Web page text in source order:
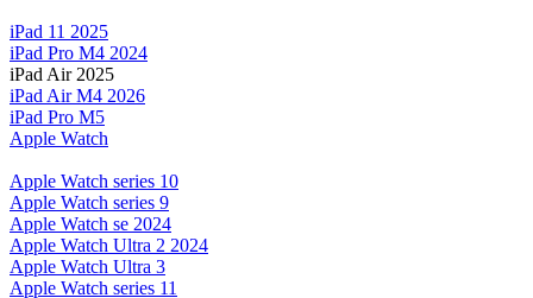
iPad 11 2025
iPad Pro M4 2024
iPad Air 2025
iPad Air M4 2026
iPad Pro M5
Apple Watch
Apple Watch series 10
Apple Watch series 9
Apple Watch se 2024
Apple Watch Ultra 2 2024
Apple Watch Ultra 3
Apple Watch series 11